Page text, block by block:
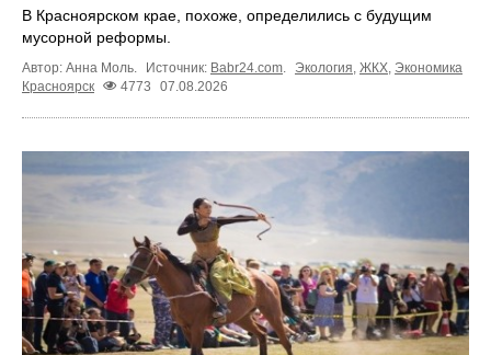
В Красноярском крае, похоже, определились с будущим
мусорной реформы.
Автор: Анна Моль. Источник: Babr24.com Экология ЖКХ Экономика
Красноярск
4773 07.08.2026